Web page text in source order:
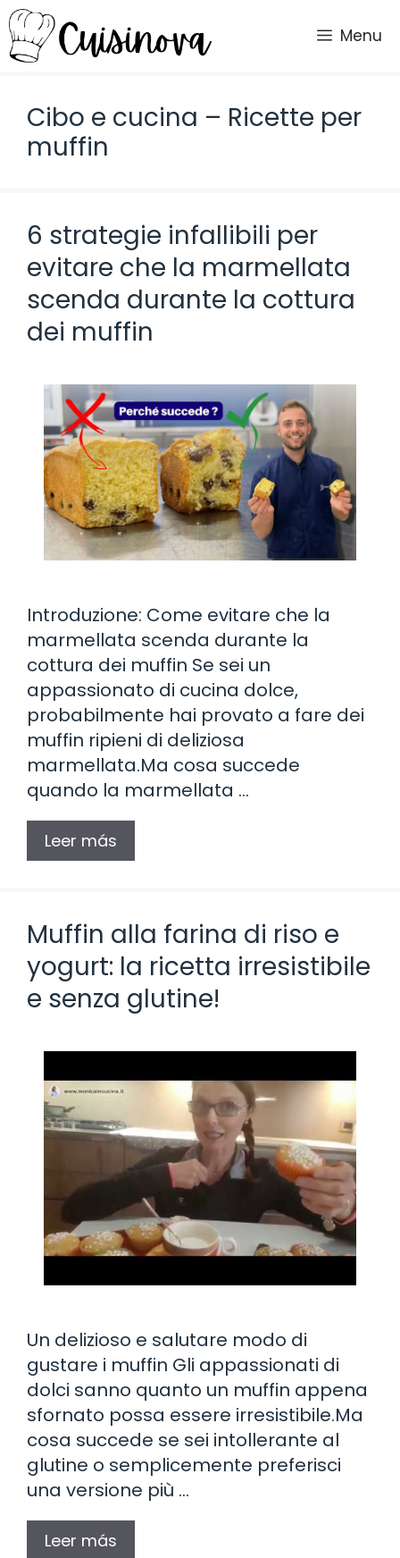
Vai
al
contenuto
Menu
Cibo e cucina – Ricette per
muffin
6 strategie infallibili per
evitare che la marmellata
scenda durante la cottura
dei muffin
Introduzione: Come evitare che la
marmellata scenda durante la
cottura dei muffin Se sei un
appassionato di cucina dolce,
probabilmente hai provato a fare dei
muffin ripieni di deliziosa
marmellata.Ma cosa succede
quando la marmellata …
Leer más
Muffin alla farina di riso e
yogurt: la ricetta irresistibile
e senza glutine!
Un delizioso e salutare modo di
gustare i muffin Gli appassionati di
dolci sanno quanto un muffin appena
sfornato possa essere irresistibile.Ma
cosa succede se sei intollerante al
glutine o semplicemente preferisci
una versione più …
Leer más